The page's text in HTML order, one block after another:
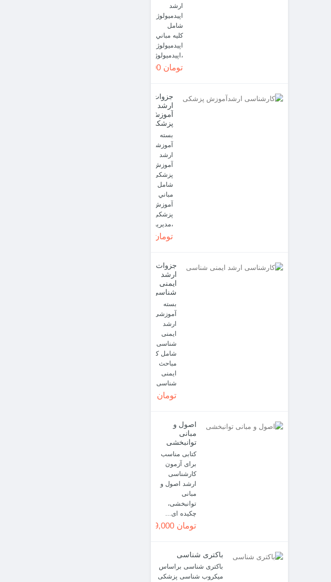
ارشد
اپیدمیولوژی
شامل
کلیه مباني
اپيدميولوژي
،اپيدميولوژي...
تومان 2,500,000
جزوات
ارشد
آموزش
پزشکی
بسته
آموزشی
ارشد
آموزش
پزشکی
شامل
مباني
آموزش
،مدیریت...
تومان 2,400,000
جزوات
ارشد
ایمنی
شناسی
بسته
آموزشی
ارشد
ایمنی
شناسی
شامل کلیه
مباحث
ایمنی
شناسی...
تومان 2,600,000
اصول و
مبانی
توانبخشی
کتابی مناسب
برای آزمون
کارشناسی
ارشد اصول و
مبانی
توانبخشی،
چکیده ای...
تومان 99,000
باکتری شناسی
باکتری شناسی براساس
میکروب شناسی پزشکی